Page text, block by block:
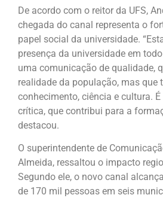
De acordo com o reitor da UFS,
chegada do canal representa o
papel social da universidade.
presença da universidade em
uma comunicação de qualidade,
realidade da população, mas que
conhecimento, ciência e cultura.
crítica, que contribui para a
destacou.
O superintendente de
Almeida, ressaltou o impacto
Segundo ele, o novo canal
de 170 mil pessoas em seis